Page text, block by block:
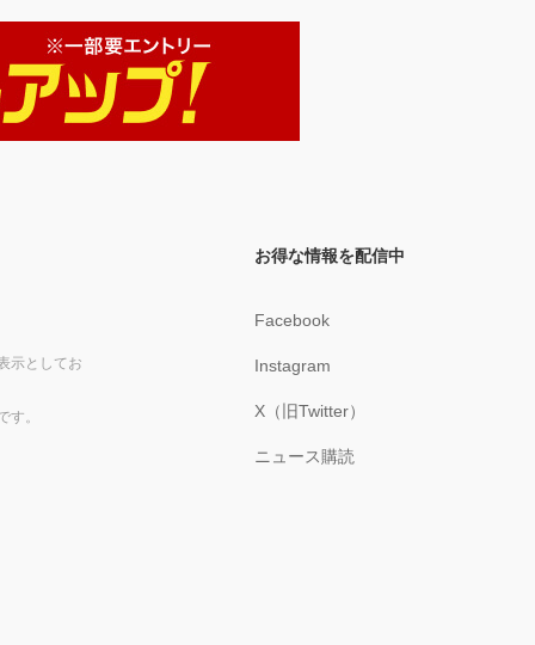
示としてお
す。
お得な情報を配信中
Facebook
Instagram
X（旧Twitter）
ニュース購読